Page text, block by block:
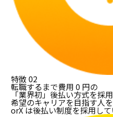
特徴02
転職するまで費用 0 円の
「業界初」後払い方式を採用
希望のキャリアを目指す人
orX は後払い制度を採用し